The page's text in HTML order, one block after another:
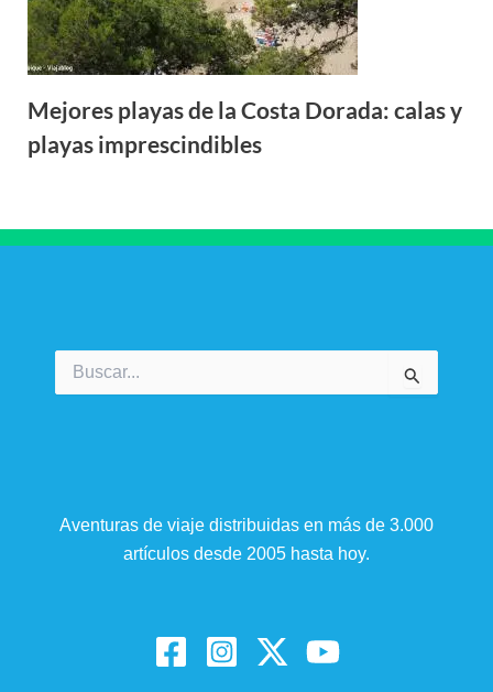
Mejores playas de la Costa Dorada: calas y
playas imprescindibles
por:
Aventuras de viaje distribuidas en más de 3.000
artículos desde 2005 hasta hoy.